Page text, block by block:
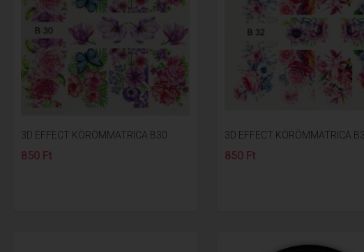
3D EFFECT KÖRÖMMATRICA B30
850 Ft
3D EFFECT KÖRÖMMATRICA
850 Ft